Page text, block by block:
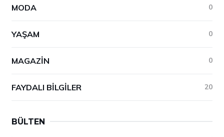
MODA 0
YAŞAM 0
MAGAZIN 0
FAYDALI BILGILER 20
BÜLTEN